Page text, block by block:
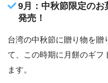
9月：中秋節限定の
発売！
台湾の中秋節に贈り物を贈
て、この時期に月餅のギフ
ます。